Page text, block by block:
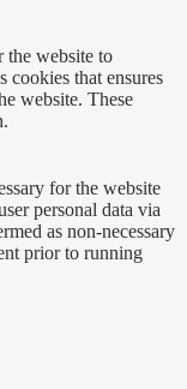
the website to
that ensures
website. These
for the website
personal data via
as non-necessary
prior to running